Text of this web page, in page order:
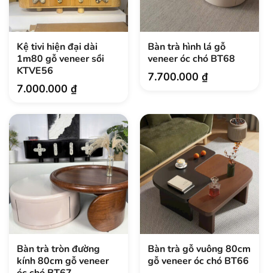
Kệ tivi hiện đại dài
1m80 gỗ veneer sồi
KTVE56
7.000.000₫
Bàn trà hình lá gỗ
veneer óc chó BT68
7.700.000₫
Bàn trà tròn đường
kính 80cm gỗ veneer
Bàn trà gỗ vuông 80cm
gỗ veneer óc chó BT66